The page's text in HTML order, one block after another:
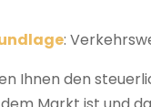
:
Ihnen den